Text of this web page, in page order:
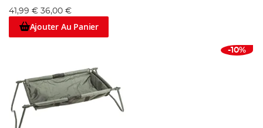
41,99 € 36,00 €
Ajouter Au Panier
-10%